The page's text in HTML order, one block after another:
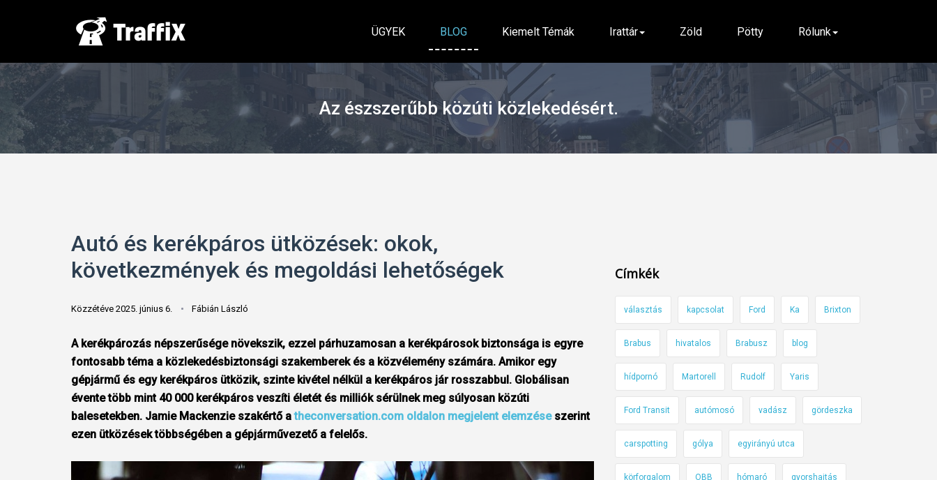
ÜGYEK BLOG Kiemelt Témák Irattár Zöld Pötty Rólunk
Az észszerűbb közúti közlekedésért.
Autó és kerékpáros ütközések: okok,
következmények és megoldási lehetőségek
Közzétéve 2025. június 6. Fábián László
A kerékpározás népszerűsége növekszik, ezzel párhuzamosan a kerékpárosok biztonsága is egyre
fontosabb téma a közlekedésbiztonsági szakemberek és a közvélemény számára. Amikor egy
gépjármű és egy kerékpáros ütközik, szinte kivétel nélkül a kerékpáros jár rosszabbul. Globálisan
évente több mint 40 000 kerékpáros veszíti életét és milliók sérülnek meg súlyosan közúti
balesetekben. Jamie Mackenzie szakértő atheconversation.com oldalon megjelent elemzéseszerint
ezen ütközések többségében a gépjárművezető a felelős.
Címkék
választás kapcsolat Ford Ka Brixton
Brabus hivatalos Brabusz blog
hídpornó Martorell Rudolf Yaris
Ford Transit autómosó vadász gördeszka
carspotting gólya egyirányú utca
körforgalom OBB hómaró gyorshajtás